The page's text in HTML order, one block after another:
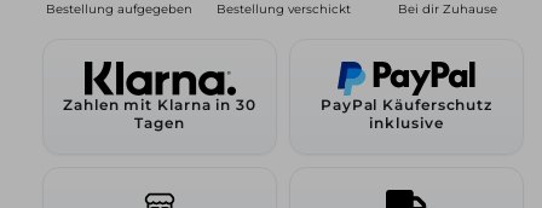
Bestellung aufgegeben
Bestellung verschickt
Bei dir Zuhause
Zahlen mit Klarna in 30
Tagen
PayPal Käuferschutz
inklusive